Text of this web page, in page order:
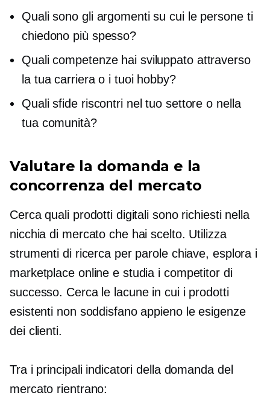
Quali sono gli argomenti su cui le persone ti
chiedono più spesso?
Quali competenze hai sviluppato attraverso
la tua carriera o i tuoi hobby?
Quali sfide riscontri nel tuo settore o nella
tua comunità?
Valutare la domanda e la
concorrenza del mercato
Cerca quali prodotti digitali sono richiesti nella
nicchia di mercato che hai scelto. Utilizza
strumenti di ricerca per parole chiave, esplora i
marketplace online e studia i competitor di
successo. Cerca le lacune in cui i prodotti
esistenti non soddisfano appieno le esigenze
dei clienti.
Tra i principali indicatori della domanda del
mercato rientrano: